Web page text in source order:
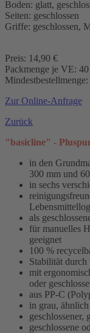
Boden: glatt,
Seiten: geschlossen
Griffe: geschlossen,
Preis: 14,90 €
Packmenge je VE: 40
Zur Online-Anfrage
Zurück
"basicline" -
in den
300 mm und
in sechs
als
für manuelles
geeignet
100 %
Stabilität
mit
oder
aus PP-C
in grau,
geschlossener,
geschlossene